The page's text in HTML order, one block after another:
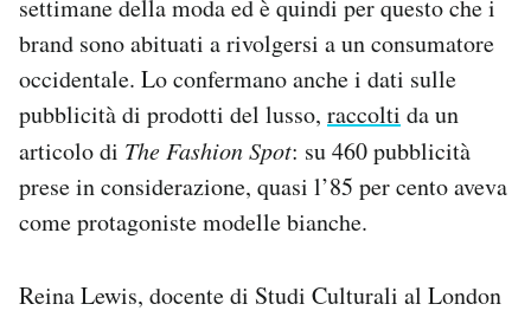
settimane della moda ed è quindi per questo che i
brand sono abituati a rivolgersi a un consumatore
occidentale. Lo confermano anche i dati sulle
pubblicità di prodotti del lusso, raccolti da un
articolo di The Fashion Spot: su 460 pubblicità
prese in considerazione, quasi l’85 per cento aveva
come protagoniste modelle bianche.
Reina Lewis, docente di Studi Culturali al London